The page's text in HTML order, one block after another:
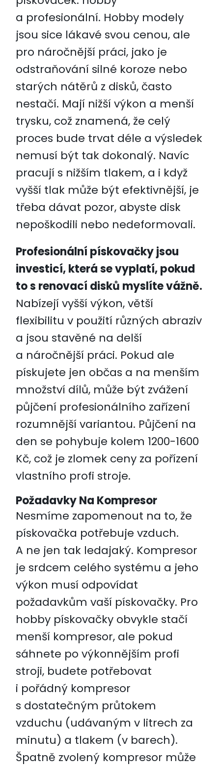
a profesionální. Hobby modely
jsou sice lákavé svou cenou, ale
pro náročnější práci, jako je
odstraňování silné koroze nebo
starých nátěrů z disků, často
nestačí. Mají nižší výkon a menší
trysku, což znamená, že celý
proces bude trvat déle a výsledek
nemusí být tak dokonalý. Navíc
pracují s nižším tlakem, a i když
vyšší tlak může být efektivnější, je
třeba dávat pozor, abyste disk
nepoškodili nebo nedeformovali.
Profesionální pískovačky jsou
investicí, která se vyplatí, pokud
to s renovací disků myslíte vážně.
Nabízejí vyšší výkon, větší
flexibilitu v použití různých abraziv
a jsou stavěné na delší
a náročnější práci. Pokud ale
pískujete jen občas a na menším
množství dílů, může být zvážení
půjčení profesionálního zařízení
rozumnější variantou. Půjčení na
den se pohybuje kolem 1200-1600
Kč, což je zlomek ceny za pořízení
vlastního profi stroje.
Požadavky Na Kompresor
Nesmíme zapomenout na to, že
pískovačka potřebuje vzduch.
A ne jen tak ledajaký. Kompresor
je srdcem celého systému a jeho
výkon musí odpovídat
požadavkům vaší pískovačky. Pro
hobby pískovačky obvykle stačí
menší kompresor, ale pokud
sáhnete po výkonnějším profi
stroji, budete potřebovat
i pořádný kompresor
s dostatečným průtokem
vzduchu (udávaným v litrech za
minutu) a tlakem (v barech).
Špatně zvolený kompresor může